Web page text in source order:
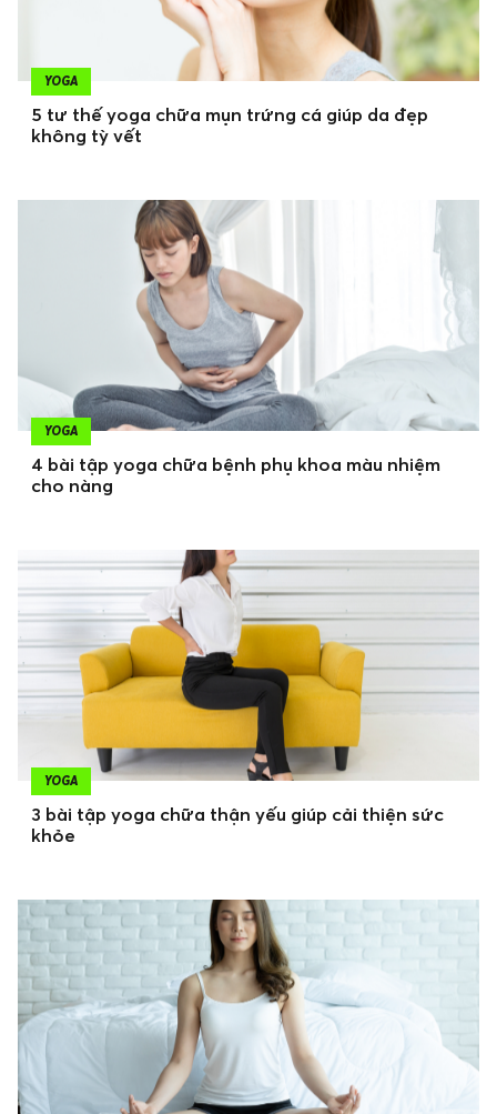
YOGA
5 tư thế yoga chữa mụn trứng cá giúp da đẹp
không tỳ vết
YOGA
4 bài tập yoga chữa bệnh phụ khoa màu nhiệm
cho nàng
YOGA
3 bài tập yoga chữa thận yếu giúp cải thiện sức
khỏe